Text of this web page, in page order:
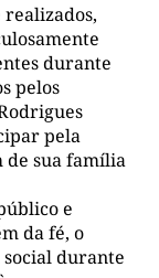
durante
pelos
pela
de sua família
e
da fé, o
durante